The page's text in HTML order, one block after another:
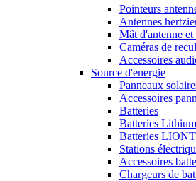
Pointeurs
Antennes
Mât d'antenne et
Caméras de recul
Accessoires
Source d'energie
Panneaux
Accessoires
Batteries
Batteries Lithium
Batteries
Stations
Accessoires
Chargeurs de